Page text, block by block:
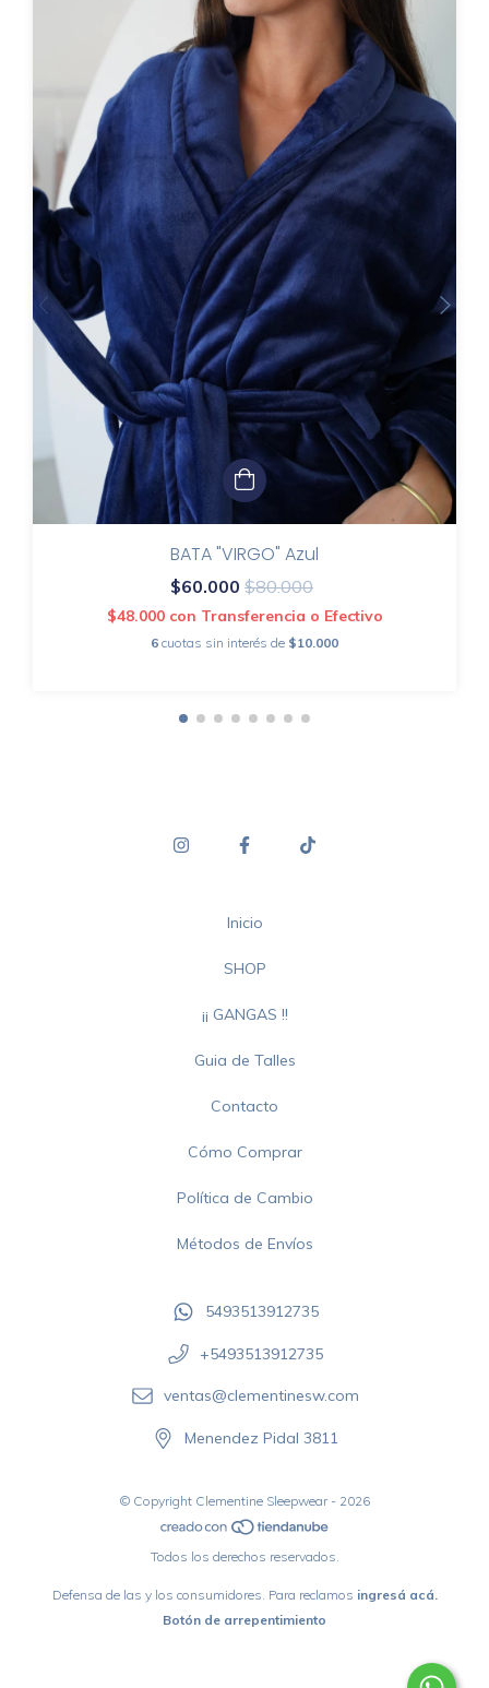
BATA "VIRGO" Azul
$60.000 $80.000
$48.000 con Transferencia o Efectivo
6 cuotas sin interés de $10.000
Inicio
SHOP
¡¡ GANGAS !!
Guia de Talles
Contacto
Cómo Comprar
Política de Cambio
Métodos de Envíos
5493513912735
+5493513912735‬
ventas@clementinesw.com
Menendez Pidal 3811
© Copyright Clementine Sleepwear - 2026
Todos los derechos reservados.
Defensa de las y los consumidores. Para reclamos ingresá acá.
Botón de arrepentimiento